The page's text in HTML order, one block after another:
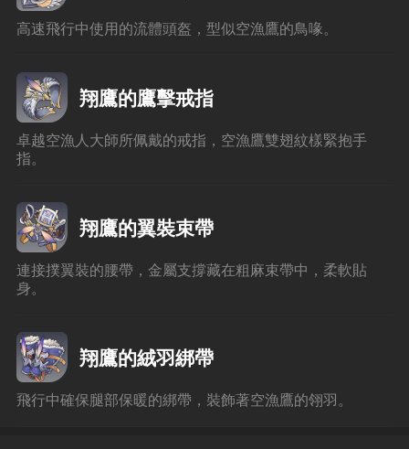
高速飛行中使用的流體頭盔，型似空漁鷹的鳥喙。
翔鷹的鷹擊戒指
卓越空漁人大師所佩戴的戒指，空漁鷹雙翅紋樣緊抱手
指。
翔鷹的翼裝束帶
連接撲翼裝的腰帶，金屬支撐藏在粗麻束帶中，柔軟貼
身。
翔鷹的絨羽綁帶
飛行中確保腿部保暖的綁帶，裝飾著空漁鷹的翎羽。